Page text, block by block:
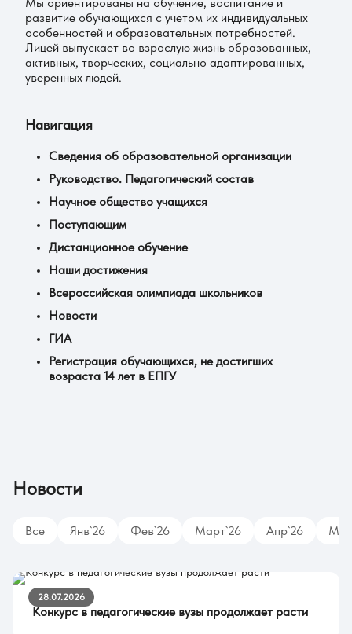
развитие обучающихся с учетом их индивидуальных
особенностей и образовательных потребностей.
Лицей выпускает во взрослую жизнь образованных,
активных, творческих, социально адаптированных,
уверенных людей.
Навигация
Сведения об образовательной организации
Руководство. Педагогический состав
Научное общество учащихся
Поступающим
Дистанционное обучение
Наши достижения
Всероссийская олимпиада школьников
Новости
ГИА
Регистрация обучающихся, не достигших
возраста 14 лет в ЕПГУ
Новости
Все Янв`26 Фев`26 Март`26 Апр`26
28.07.2026
Конкурс в педагогические вузы продолжает расти